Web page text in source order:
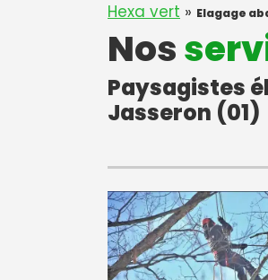
Hexa vert » Elagage
Nos
Paysagistes
Jasseron (01)